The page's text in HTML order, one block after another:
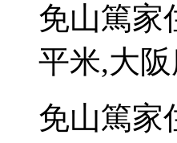
免山篤家
平米,大
免山篤家